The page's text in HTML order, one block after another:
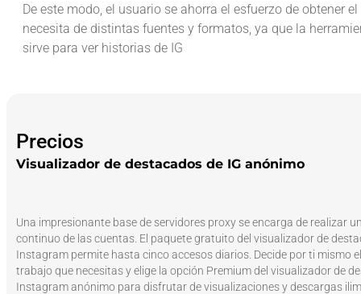
De este modo, el usuario se ahorra el esfuerzo de obtener
necesita de distintas fuentes y formatos, ya que la
sirve para ver historias de IG
Precios
Visualizador de destacados de IG anónimo
Una impresionante base de servidores proxy se encarga de realizar
continuo de las cuentas. El paquete gratuito del visualizador de
Instagram permite hasta cinco accesos diarios. Decide por ti mismo
trabajo que necesitas y elige la opción Premium del visualizador de
Instagram anónimo para disfrutar de visualizaciones y descargas